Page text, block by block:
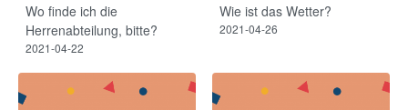
Wo finde ich die
Herrenabteilung, bitte?
2021-04-22
Wie ist das Wetter?
2021-04-26